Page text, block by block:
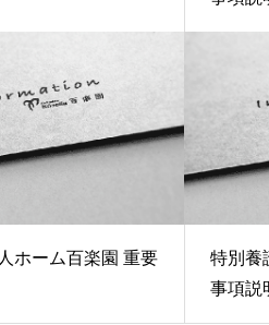
ホーム百楽園 重要
特別養
事項説